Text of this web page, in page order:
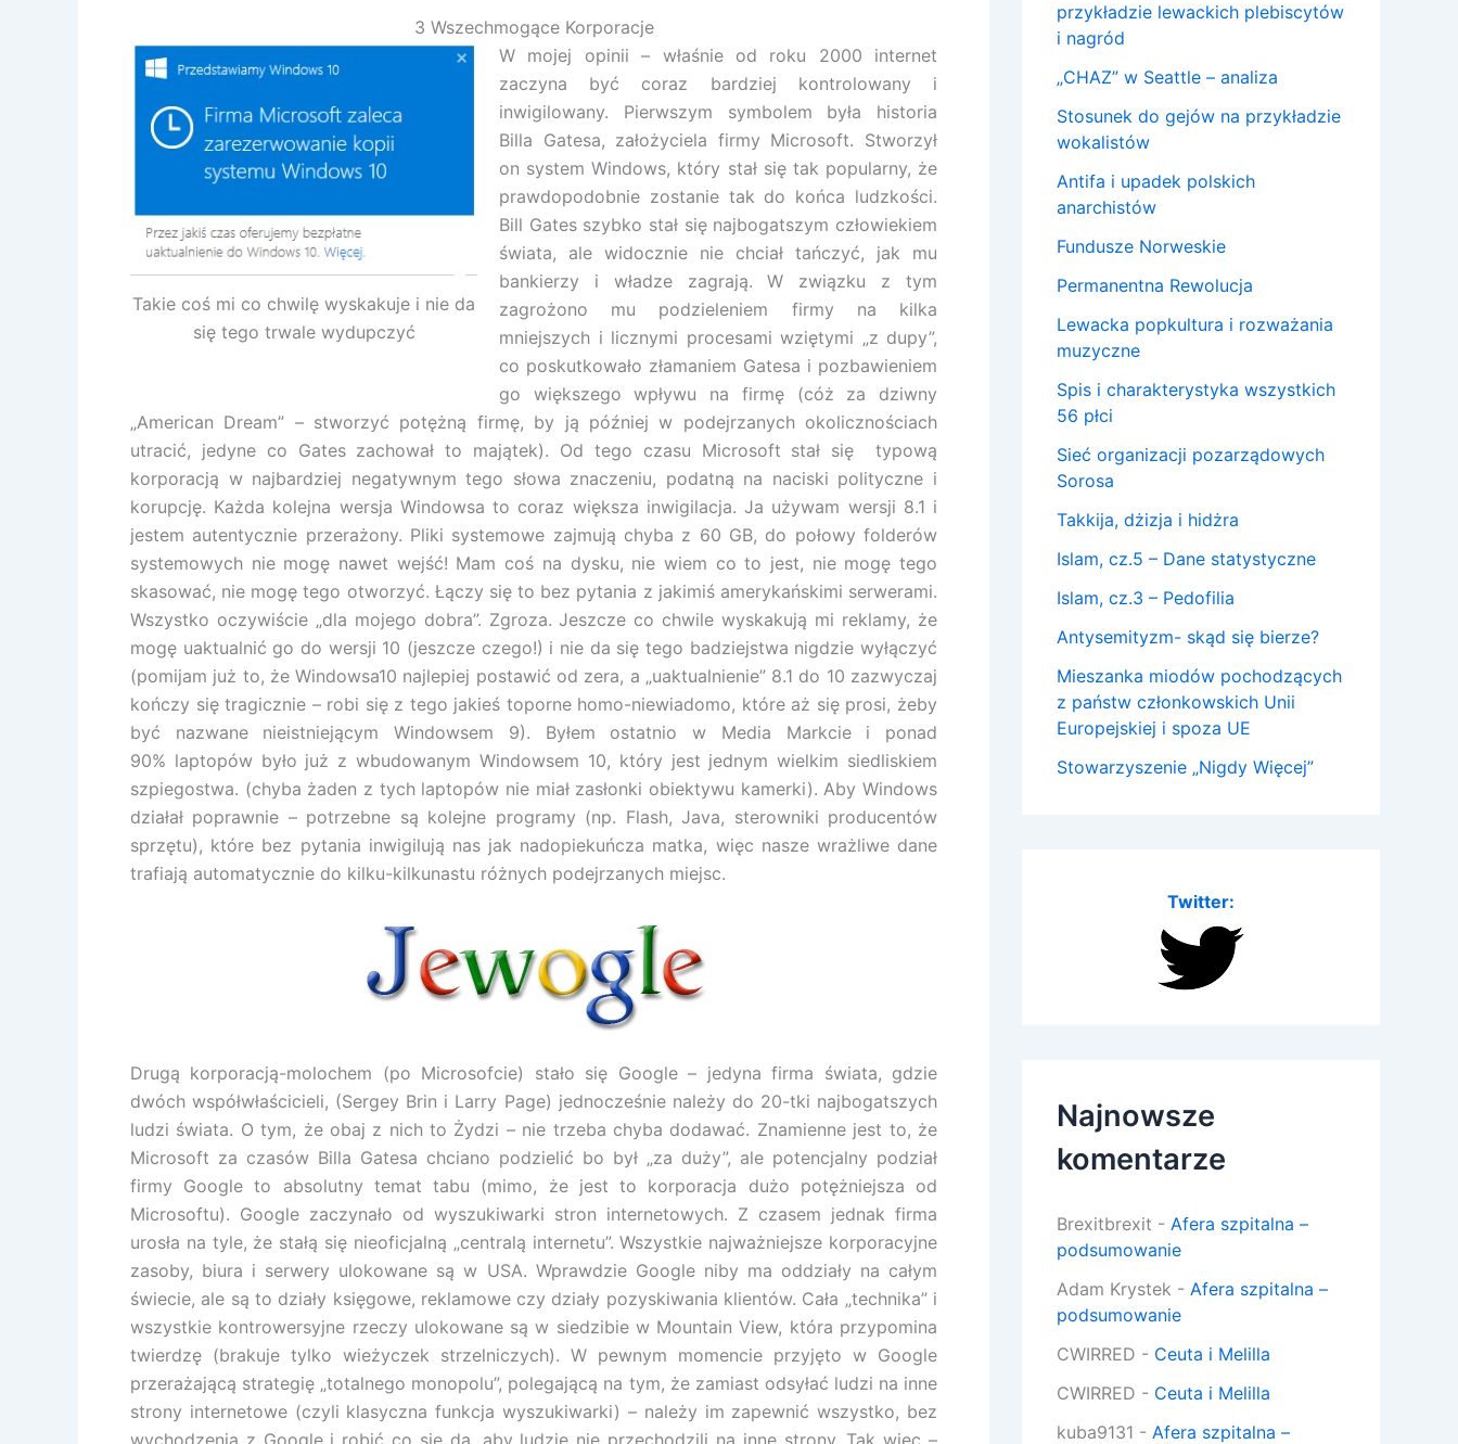
3 Wszechmogące Korporacje
Takie coś mi co chwilę wyskakuje i nie da
się tego trwale wydupczyć
W mojej opinii – właśnie od roku 2000 internet
zaczyna być coraz bardziej kontrolowany i
inwigilowany. Pierwszym symbolem była historia
Billa Gatesa, założyciela firmy Microsoft. Stworzył
on system Windows, który stał się tak popularny, że
prawdopodobnie zostanie tak do końca ludzkości.
Bill Gates szybko stał się najbogatszym człowiekiem
świata, ale widocznie nie chciał tańczyć, jak mu
bankierzy i władze zagrają. W związku z tym
zagrożono mu podzieleniem firmy na kilka
mniejszych i licznymi procesami wziętymi „z dupy”,
co poskutkowało złamaniem Gatesa i pozbawieniem
go większego wpływu na firmę (cóż za dziwny
„American Dream” – stworzyć potężną firmę, by ją później w podejrzanych okolicznościach
utracić, jedyne co Gates zachował to majątek). Od tego czasu Microsoft stał się typową
korporacją w najbardziej negatywnym tego słowa znaczeniu, podatną na naciski polityczne i
korupcję. Każda kolejna wersja Windowsa to coraz większa inwigilacja. Ja używam wersji 8.1 i
jestem autentycznie przerażony. Pliki systemowe zajmują chyba z 60 GB, do połowy folderów
systemowych nie mogę nawet wejść! Mam coś na dysku, nie wiem co to jest, nie mogę tego
skasować, nie mogę tego otworzyć. Łączy się to bez pytania z jakimiś amerykańskimi serwerami.
Wszystko oczywiście „dla mojego dobra”. Zgroza. Jeszcze co chwile wyskakują mi reklamy, że
mogę uaktualnić go do wersji 10 (jeszcze czego!) i nie da się tego badziejstwa nigdzie wyłączyć
(pomijam już to, że Windowsa10 najlepiej postawić od zera, a „uaktualnienie” 8.1 do 10 zazwyczaj
kończy się tragicznie – robi się z tego jakieś toporne homo-niewiadomo, które aż się prosi, żeby
być nazwane nieistniejącym Windowsem 9). Byłem ostatnio w Media Markcie i ponad
90% laptopów było już z wbudowanym Windowsem 10, który jest jednym wielkim siedliskiem
szpiegostwa. (chyba żaden z tych laptopów nie miał zasłonki obiektywu kamerki). Aby Windows
działał poprawnie – potrzebne są kolejne programy (np. Flash, Java, sterowniki producentów
sprzętu), które bez pytania inwigilują nas jak nadopiekuńcza matka, więc nasze wrażliwe dane
trafiają automatycznie do kilku-kilkunastu różnych podejrzanych miejsc.
Drugą korporacją-molochem (po Microsofcie) stało się Google – jedyna firma świata, gdzie
dwóch współwłaścicieli, (Sergey Brin i Larry Page) jednocześnie należy do 20-tki najbogatszych
ludzi świata. O tym, że obaj z nich to Żydzi – nie trzeba chyba dodawać. Znamienne jest to, że
Microsoft za czasów Billa Gatesa chciano podzielić bo był „za duży”, ale potencjalny podział
firmy Google to absolutny temat tabu (mimo, że jest to korporacja dużo potężniejsza od
Microsoftu). Google zaczynało od wyszukiwarki stron internetowych. Z czasem jednak firma
urosła na tyle, że stałą się nieoficjalną „centralą internetu”. Wszystkie najważniejsze korporacyjne
zasoby, biura i serwery ulokowane są w USA. Wprawdzie Google niby ma oddziały na całym
świecie, ale są to działy księgowe, reklamowe czy działy pozyskiwania klientów. Cała „technika” i
wszystkie kontrowersyjne rzeczy ulokowane są w siedzibie w Mountain View, która przypomina
twierdzę (brakuje tylko wieżyczek strzelniczych). W pewnym momencie przyjęto w Google
przerażającą strategię „totalnego monopolu”, polegającą na tym, że zamiast odsyłać ludzi na inne
strony internetowe (czyli klasyczna funkcja wyszukiwarki) – należy im zapewnić wszystko, bez
wychodzenia z Google i robić co się da, aby ludzie nie przechodzili na inne strony. Tak więc –
przykładzie lewackich plebiscytów
i nagród
„CHAZ” w Seattle – analiza
Stosunek do gejów na przykładzie
wokalistów
Antifa i upadek polskich
anarchistów
Fundusze Norweskie
Permanentna Rewolucja
Lewacka popkultura i rozważania
muzyczne
Spis i charakterystyka wszystkich
56 płci
Sieć organizacji pozarządowych
Sorosa
Takkija, dżizja i hidżra
Islam, cz.5 – Dane statystyczne
Islam, cz.3 – Pedofilia
Antysemityzm- skąd się bierze?
Mieszanka miodów pochodzących
z państw członkowskich Unii
Europejskiej i spoza UE
Stowarzyszenie „Nigdy Więcej”
Twitter:
Najnowsze
komentarze
Brexitbrexit - Afera szpitalna –
podsumowanie
Adam Krystek - Afera szpitalna –
podsumowanie
CWIRRED - Ceuta i Melilla
CWIRRED - Ceuta i Melilla
kuba9131 - Afera szpitalna –